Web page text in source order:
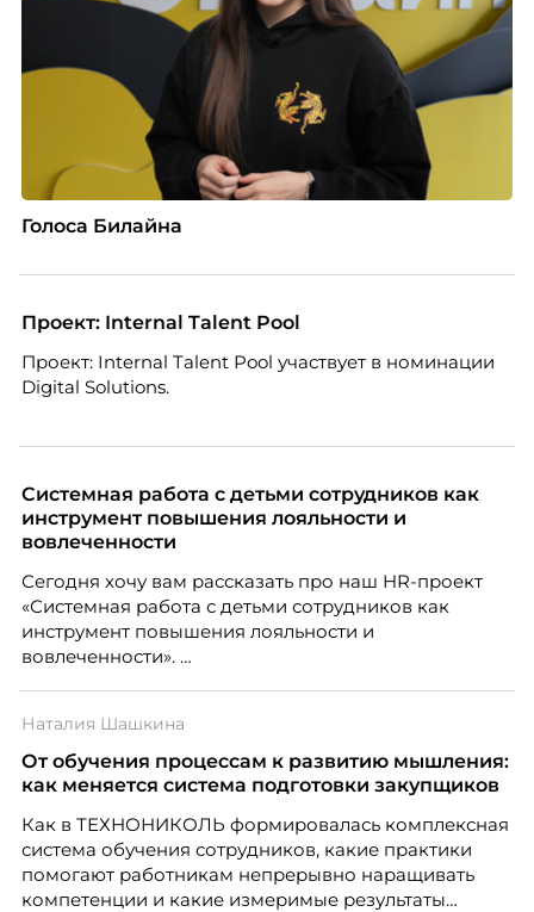
Голоса Билайна
Проект: Internal Talent Pool
Проект: Internal Talent Pool участвует в номинации
Digital Solutions.
Системная работа с детьми сотрудников как
инструмент повышения лояльности и
вовлеченности
Сегодня хочу вам рассказать про наш HR-проект
«Системная работа с детьми сотрудников как
инструмент повышения лояльности и
вовлеченности».
Наталия Шашкина
От обучения процессам к развитию мышления:
как меняется система подготовки закупщиков
Как в ТЕХНОНИКОЛЬ формировалась комплексная
система обучения сотрудников, какие практики
помогают работникам непрерывно наращивать
компетенции и какие измеримые результаты